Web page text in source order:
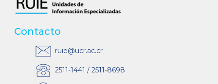
Contacto
ruie@ucr.ac.cr
2511-1441 / 2511-8698